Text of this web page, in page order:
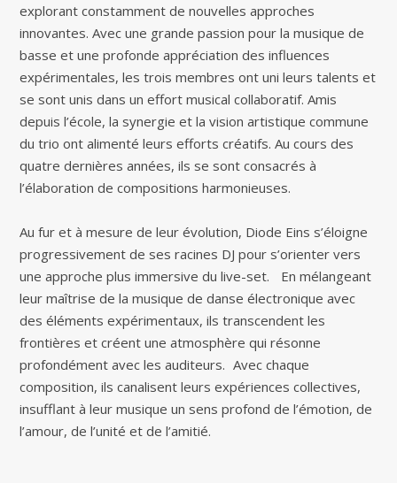
explorant constamment de nouvelles approches
innovantes. Avec une grande passion pour la musique de
basse et une profonde appréciation des influences
expérimentales, les trois membres ont uni leurs talents et
se sont unis dans un effort musical collaboratif. Amis
depuis l’école, la synergie et la vision artistique commune
du trio ont alimenté leurs efforts créatifs. Au cours des
quatre dernières années, ils se sont consacrés à
l’élaboration de compositions harmonieuses.
Au fur et à mesure de leur évolution, Diode Eins s’éloigne
progressivement de ses racines DJ pour s’orienter vers
une approche plus immersive du live-set. En mélangeant
leur maîtrise de la musique de danse électronique avec
des éléments expérimentaux, ils transcendent les
frontières et créent une atmosphère qui résonne
profondément avec les auditeurs. Avec chaque
composition, ils canalisent leurs expériences collectives,
insufflant à leur musique un sens profond de l’émotion, de
l’amour, de l’unité et de l’amitié.